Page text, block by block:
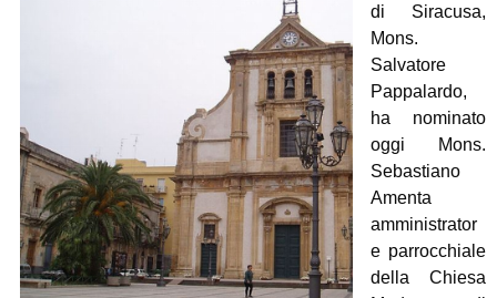
di Siracusa,
Mons.
Salvatore
Pappalardo,
ha nominato
oggi Mons.
Sebastiano
Amenta
amministrator
e parrocchiale
della Chiesa